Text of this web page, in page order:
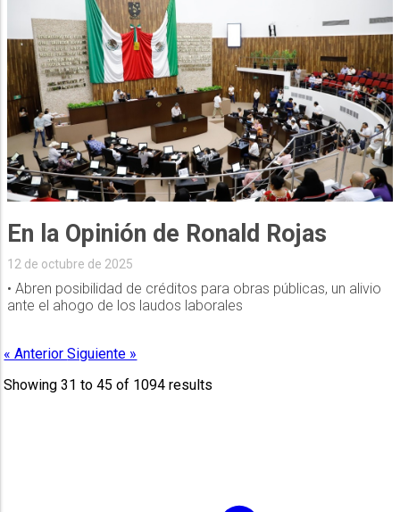
En la Opinión de Ronald Rojas
12 de octubre de 2025
• Abren posibilidad de créditos para obras públicas, un alivio
ante el ahogo de los laudos laborales
« AnteriorSiguiente »
Showing31 to45 of 1094 results